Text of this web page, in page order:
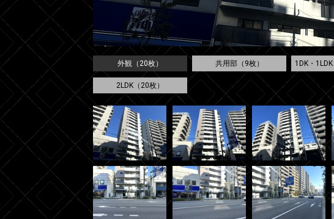
外観（20枚） 共用部（9枚） 1DK・
2LDK（20枚）